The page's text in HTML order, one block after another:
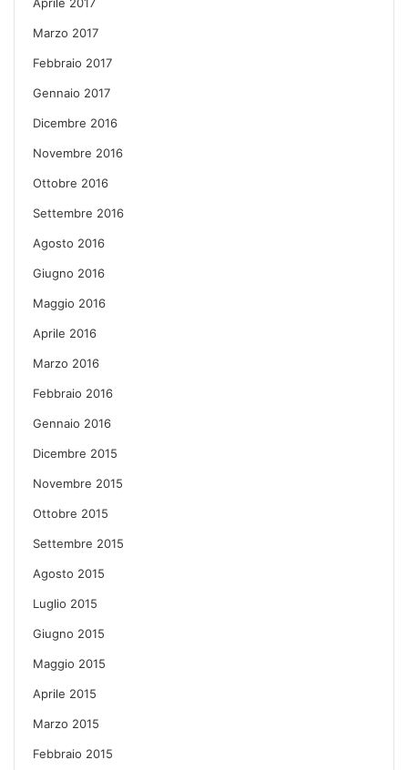
Marzo 2017
Febbraio 2017
Gennaio 2017
Dicembre 2016
Novembre 2016
Ottobre 2016
Settembre 2016
Agosto 2016
Giugno 2016
Maggio 2016
Aprile 2016
Marzo 2016
Febbraio 2016
Gennaio 2016
Dicembre 2015
Novembre 2015
Ottobre 2015
Settembre 2015
Agosto 2015
Luglio 2015
Giugno 2015
Maggio 2015
Aprile 2015
Marzo 2015
Febbraio 2015